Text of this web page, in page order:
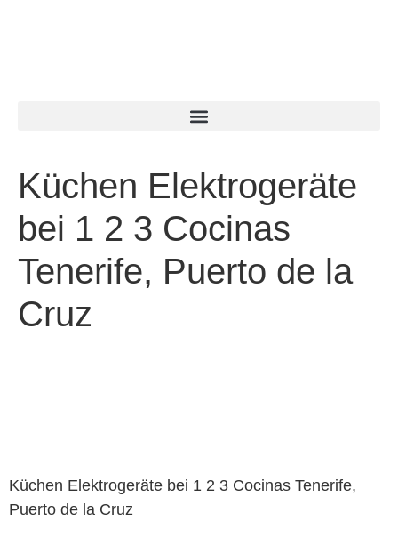
Küchen Elektrogeräte
bei 1 2 3 Cocinas
Tenerife, Puerto de la
Cruz
Küchen Elektrogeräte bei 1 2 3 Cocinas Tenerife,
Puerto de la Cruz